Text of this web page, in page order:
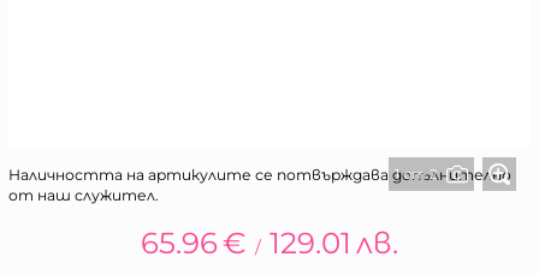
1 от 2
Наличността на артикулите се потвърждава допълнително
от наш служител.
65.96€ / 129.01 лв.